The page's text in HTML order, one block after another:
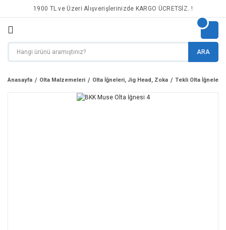
1900 TL ve Üzeri Alışverişlerinizde KARGO ÜCRETSİZ..!
ARA
Anasayfa Olta Malzemeleri Olta İğneleri, Jig Head, Zoka Tekli Olta İğneleri